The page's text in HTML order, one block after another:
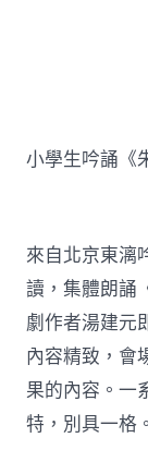
小學生吟誦《
來自北京東漓
讀，集體朗誦
劇作者湯建元
內容精致，會
果的內容。一
特，別具一格。